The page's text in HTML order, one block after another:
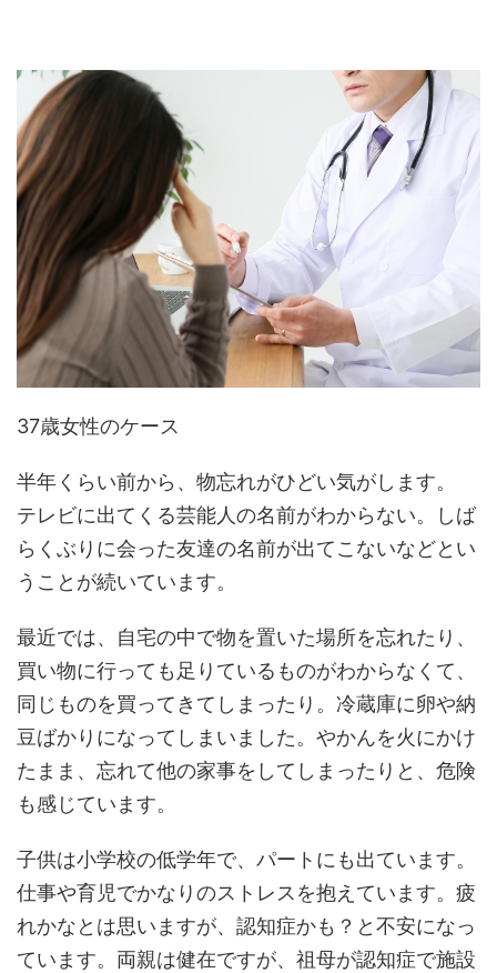
37歳女性のケース
半年くらい前から、物忘れがひどい気がします。
テレビに出てくる芸能人の名前がわからない。しば
らくぶりに会った友達の名前が出てこないなどとい
うことが続いています。
最近では、自宅の中で物を置いた場所を忘れたり、
買い物に行っても足りているものがわからなくて、
同じものを買ってきてしまったり。冷蔵庫に卵や納
豆ばかりになってしまいました。やかんを火にかけ
たまま、忘れて他の家事をしてしまったりと、危険
も感じています。
子供は小学校の低学年で、パートにも出ています。
仕事や育児でかなりのストレスを抱えています。疲
れかなとは思いますが、認知症かも？と不安になっ
ています。両親は健在ですが、祖母が認知症で施設